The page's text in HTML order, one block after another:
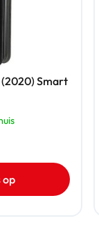
(2020) Smart
op